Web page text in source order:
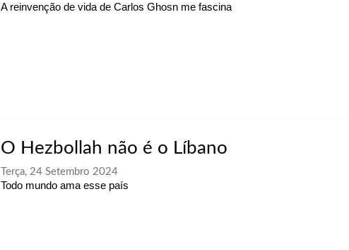
A reinvenção de vida de Carlos Ghosn me fascina
O Hezbollah não é o Líbano
Terça, 24 Setembro 2024
Todo mundo ama esse país